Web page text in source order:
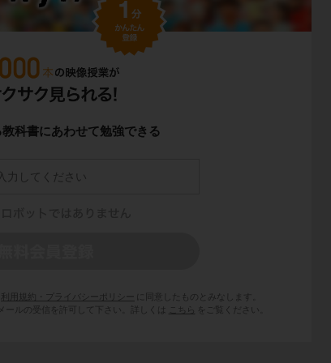
科書にあわせて勉強できる
利用規約・プライバシーポリシー
に同意したものとみなします。
ルの受信を許可して下さい。詳しくは
こちら をご覧ください。